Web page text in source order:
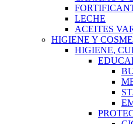
LECHE
ACEITES
HIGIENE Y
HIGIENE,